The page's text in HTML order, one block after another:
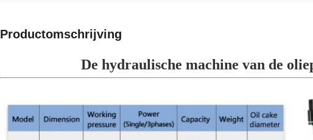
Productomschrijving
De hydraulische machine van de